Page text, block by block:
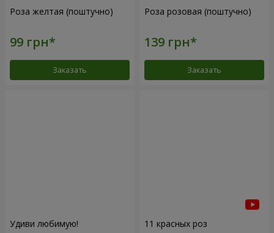
Роза желтая (поштучно)
Заказать
Роза розовая (поштучно)
Заказать
Удиви любимую! 11 красных роз